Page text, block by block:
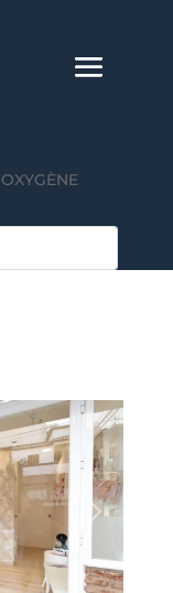
OXYGÈNE
Prochaine